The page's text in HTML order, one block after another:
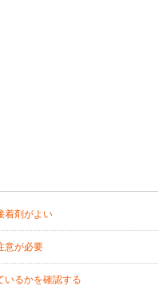
着剤がよい
意が必要
いるかを確認する